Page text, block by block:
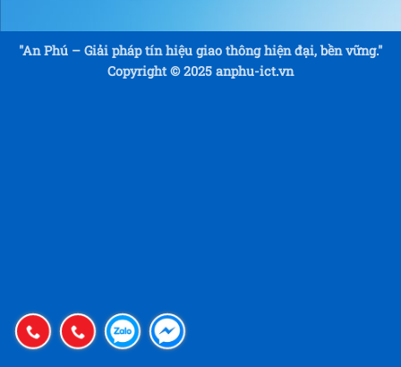
"An Phú – Giải pháp tín hiệu giao thông hiện đại, bền vững."
Copyright © 2025 anphu-ict.vn